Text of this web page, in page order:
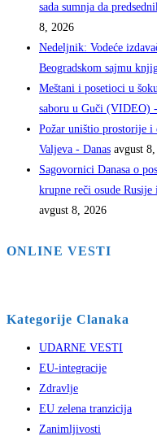
sada sumnja da
8, 2026
Nedeljnik: Vodeće
Beogradskom sajmu
Meštani i posetioci u
saboru u Guči (VIDEO)
Požar uništio prostorije i
Valjeva - Danas avgust
Sagovornici Danasa o
krupne reči osude
avgust 8, 2026
ONLINE VESTI
Kategorije Clanaka
UDARNE VESTI
EU-integracije
Zdravlje
EU zelena tranzicija
Zanimljivosti